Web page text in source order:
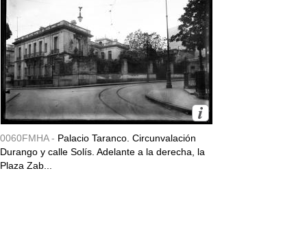
0060FMHA - Palacio Taranco. Circunvalación
Durango y calle Solís. Adelante a la derecha, la
Plaza Zab...